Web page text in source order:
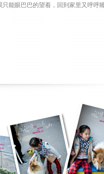
能眼巴巴的望着，回到家里又呼呼